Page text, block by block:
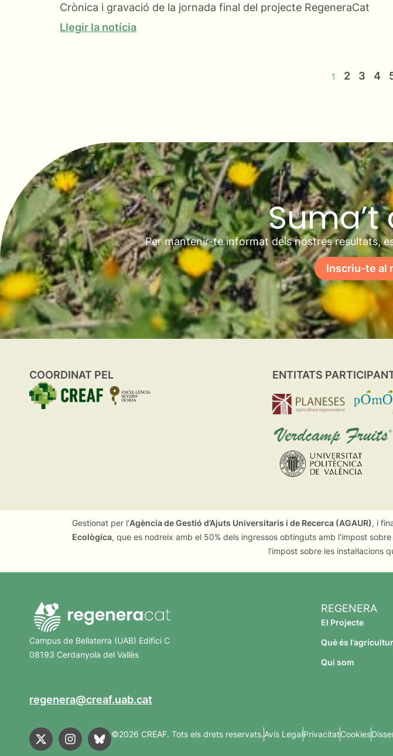
Crònica i gravació de la jornada final del projecte RegeneraCat
Llegir la notícia
1 2 3 4
Per mantenir-te informat dels nostres resultats,
Inscriu-te al
COORDINAT PEL ENTITATS
Gestionat per l’Agència de Gestió d’Ajuts Universitaris i de Recerca (AGAUR), i
Ecològica, que es nodreix amb el 50% dels ingressos obtinguts amb l’impost
l’impost sobre les instal·lacions
Campus de Bellaterra (UAB) Edifici C
08193 Cerdanyola del Vallès
regenera@creaf.uab.cat
REGENERA
El Projecte
Què és
Qui som
©2026 CREAF. Tots els drets reservats.Avís LegalPrivacitatCookies